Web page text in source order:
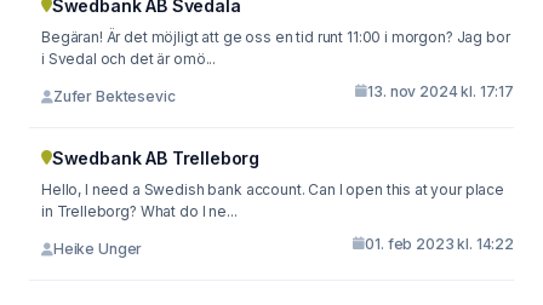
Swedbank AB Svedala
Begäran! Är det möjligt att ge oss en tid runt 11:00 i morgon? Jag bor
i Svedal och det är omö...
Zufer Bektesevic 13. nov 2024 kl. 17:17
Swedbank AB Trelleborg
Hello, I need a Swedish bank account. Can I open this at your place
in Trelleborg? What do I ne...
Heike Unger 01. feb 2023 kl. 14:22